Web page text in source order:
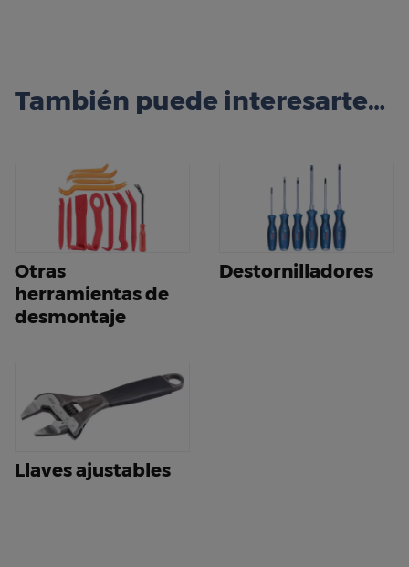
También puede interesarte…
Otras
herramientas de
desmontaje
Destornilladores
Llaves ajustables